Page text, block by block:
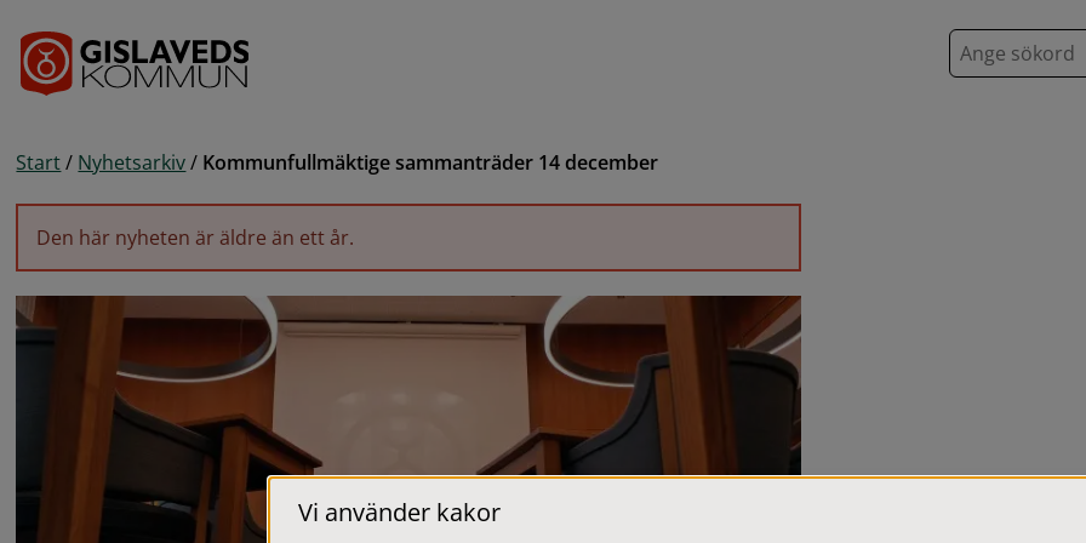
S
ö
Start / Nyhetsarkiv / Kommunfullmäktige sammanträder 14 december
Den här nyheten är äldre än ett år.
Vi använder kakor